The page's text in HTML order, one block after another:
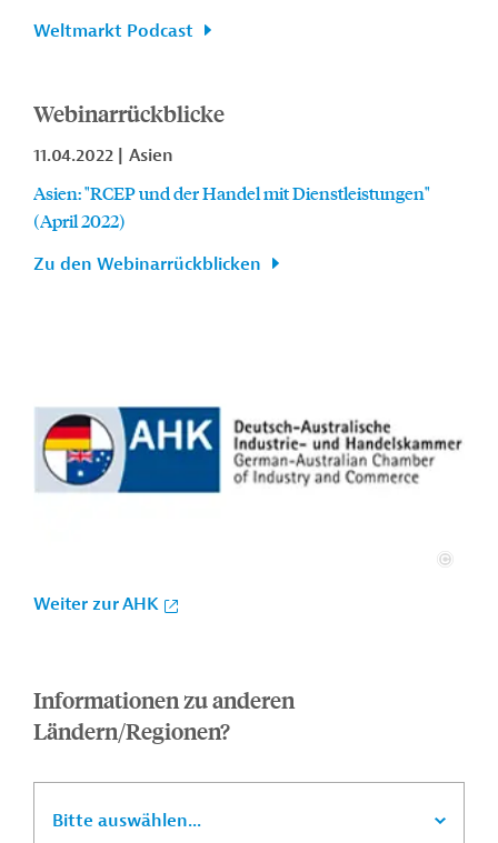
Weltmarkt Podcast
Webinarrückblicke
11.04.2022 Asien
Asien: "RCEP und der Handel mit Dienstleistungen"
(April 2022)
Zu den Webinarrückblicken
Weiter zur AHK
Informationen zu anderen
Ländern/Regionen?
Bitte auswählen...